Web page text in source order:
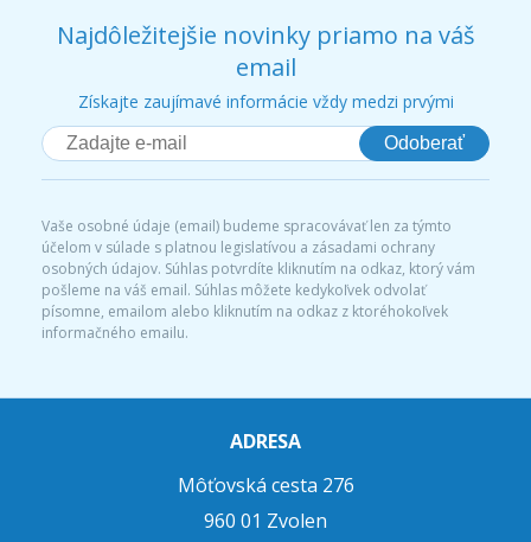
Najdôležitejšie novinky priamo na váš
email
Získajte zaujímavé informácie vždy medzi prvými
Odoberať
Vaše osobné údaje (email) budeme spracovávať len za týmto
účelom v súlade s platnou legislatívou a zásadami ochrany
osobných údajov. Súhlas potvrdíte kliknutím na odkaz, ktorý vám
pošleme na váš email. Súhlas môžete kedykoľvek odvolať
písomne, emailom alebo kliknutím na odkaz z ktoréhokoľvek
informačného emailu.
ADRESA
Môťovská cesta 276
960 01 Zvolen